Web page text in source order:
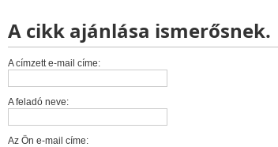
A cikk ajánlása ismerősnek.
A címzett e-mail címe:
A feladó neve:
Az Ön e-mail címe: